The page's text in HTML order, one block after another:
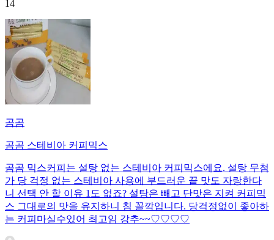
14
곰곰
곰곰 스테비아 커피믹스
곰곰 믹스커피는 설탕 없는 스테비아 커피믹스에요. 설탕 무첨
가 당 걱정 없는 스테비아 사용에 부드러운 끝 맛도 자랑한다
니 선택 안 할 이유 1도 없죠? 설탕은 빼고 단맛은 지켜 커피믹
스 그대로의 맛을 유지하니 침 꼴깍입니다. 당걱정없이 좋아하
는 커피마실수있어 최고임 강추~~♡♡♡♡